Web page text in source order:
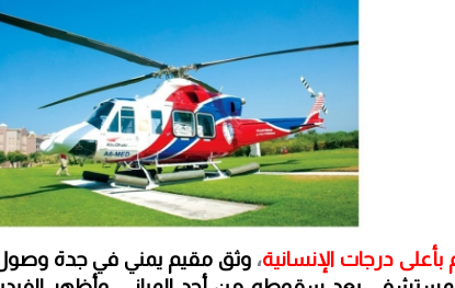
درجات الإنسانية، وثق مقيم يمني في جدة